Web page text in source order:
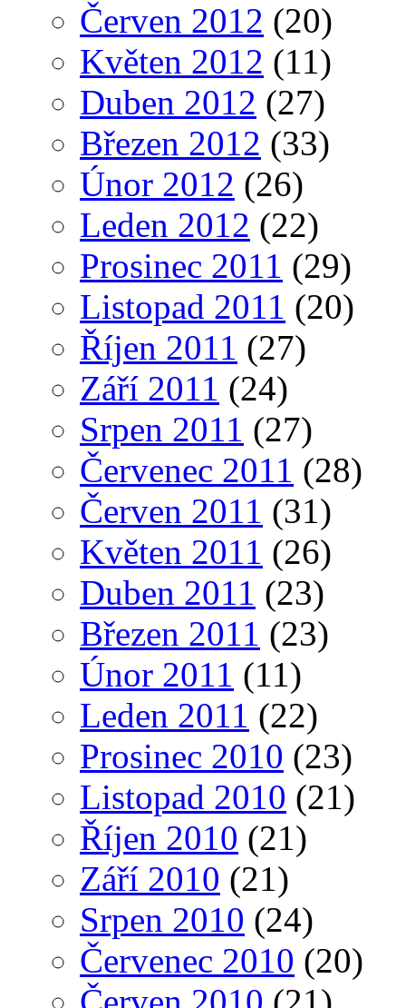
Červen 2012 (20)
Květen 2012 (11)
Duben 2012 (27)
Březen 2012 (33)
Únor 2012 (26)
Leden 2012 (22)
Prosinec 2011 (29)
Listopad 2011 (20)
Říjen 2011 (27)
Září 2011 (24)
Srpen 2011 (27)
Červenec 2011 (28)
Červen 2011 (31)
Květen 2011 (26)
Duben 2011 (23)
Březen 2011 (23)
Únor 2011 (11)
Leden 2011 (22)
Prosinec 2010 (23)
Listopad 2010 (21)
Říjen 2010 (21)
Září 2010 (21)
Srpen 2010 (24)
Červenec 2010 (20)